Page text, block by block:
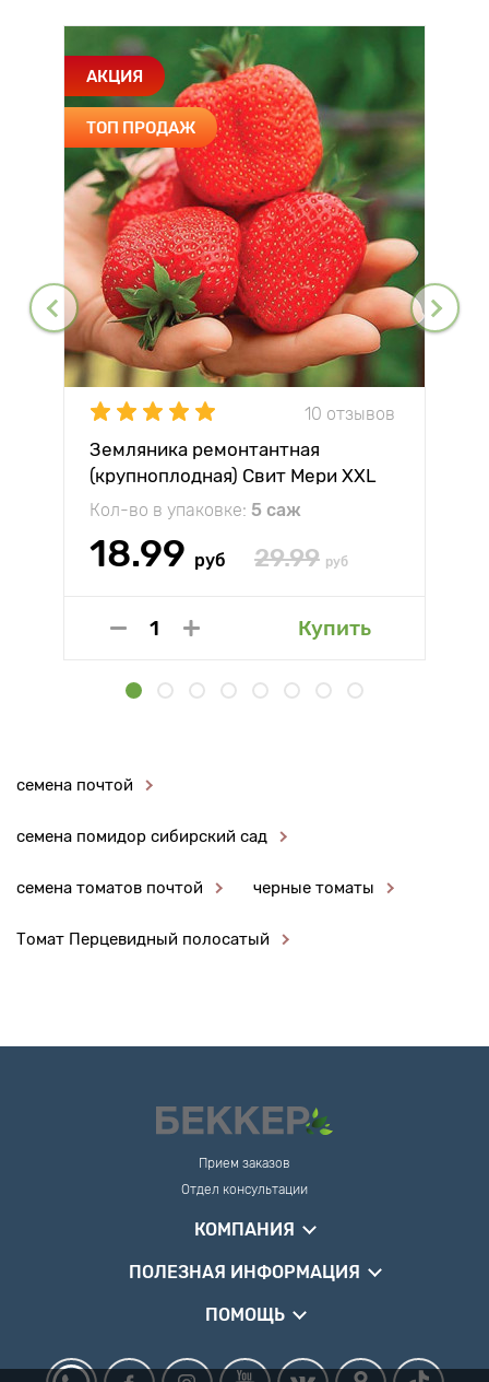
АКЦИЯ
ТОП ПРОДАЖ
10 отзывов
Земляника ремонтантная
(крупноплодная) Свит Мери XXL
Кол-во в упаковке: 5 саж
18.99 руб 29.99 руб
Купить
семена почтой
семена помидор сибирский сад
семена томатов почтой черные томаты
Томат Перцевидный полосатый
Прием заказов
Отдел консультации
КОМПАНИЯ
ПОЛЕЗНАЯ ИНФОРМАЦИЯ
ПОМОЩЬ